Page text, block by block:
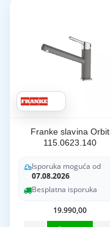
Franke slavina Orbit
115.0623.140
Isporuka moguća od
07.08.2026
Besplatna isporuka
19.990,00